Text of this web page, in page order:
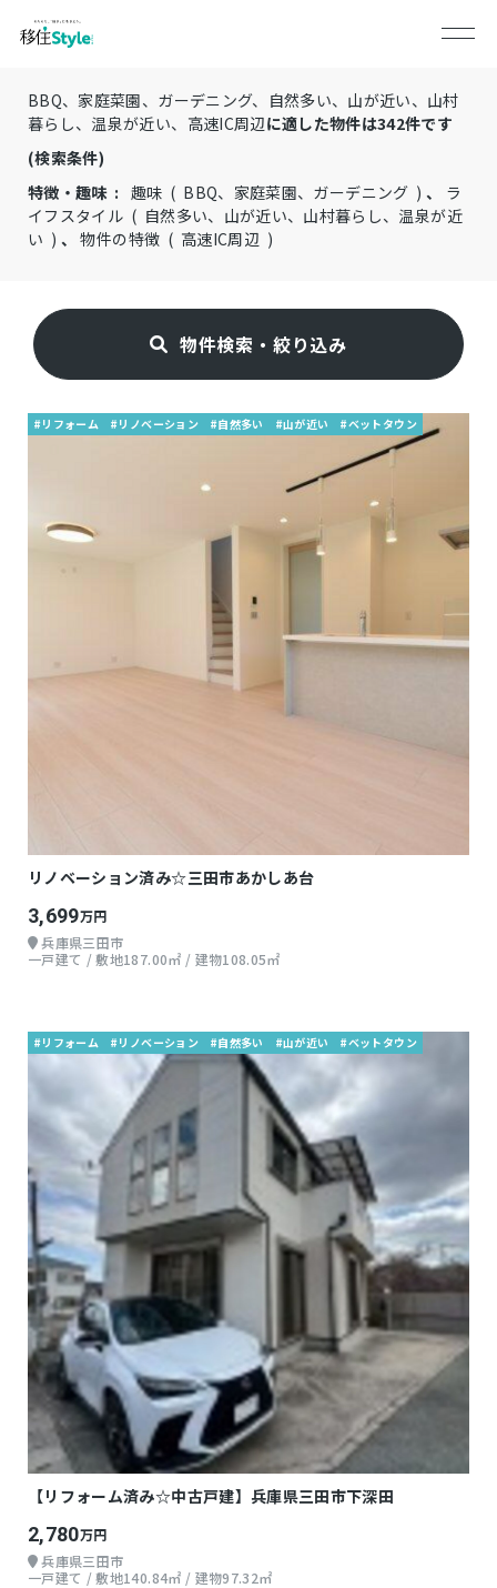
BBQ、家庭菜園、ガーデニング、自然多い、山が近い、山村
暮らし、温泉が近い、高速IC周辺に適した物件は342件です
(検索条件)
特徴・趣味 : 趣味 ( BBQ、家庭菜園、ガーデニング ) 、 ラ
イフスタイル ( 自然多い、山が近い、山村暮らし、温泉が近
い ) 、物件の特徴 ( 高速IC周辺 )
物件検索・絞り込み
#リフォーム #リノベーション #自然多い #山が近い #ベットタウン
リノベーション済み☆三田市あかしあ台
3,699万円
兵庫県三田市
一戸建て / 敷地187.00㎡ / 建物108.05㎡
#リフォーム #リノベーション #自然多い #山が近い #ベットタウン
【リフォーム済み☆中古戸建】兵庫県三田市下深田
2,780万円
兵庫県三田市
一戸建て / 敷地140.84㎡ / 建物97.32㎡